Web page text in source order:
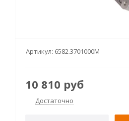
Артикул: 6582.3701000М
10 810 руб
Достаточно